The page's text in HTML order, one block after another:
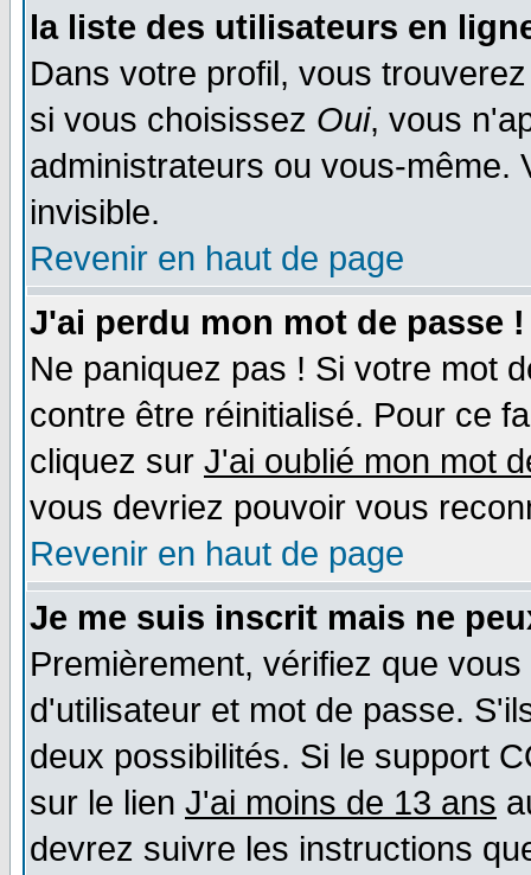
la liste des utilisateurs en
Dans votre profil, vous
si vous choisissez Oui, vous
administrateurs ou vous-même.
invisible.
Revenir en haut de page
J'ai perdu mon mot de passe !
Ne paniquez pas ! Si votre mot
contre être réinitialisé. Pour ce
cliquez sur J'ai oublié mon mot
vous devriez pouvoir vous
Revenir en haut de page
Je me suis inscrit mais ne
Premièrement, vérifiez que
d'utilisateur et mot de passe.
deux possibilités. Si le support
sur le lien J'ai moins de 13 ans
devrez suivre les instructions